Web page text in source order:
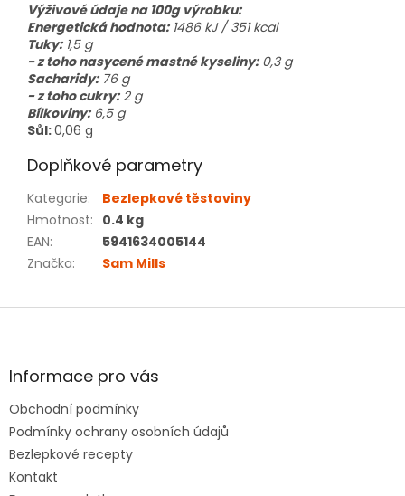
Výživové údaje na 100g výrobku:
Energetická hodnota: 1486 kJ / 351 kcal
Tuky: 1,5 g
- z toho nasycené mastné kyseliny: 0,3 g
Sacharidy: 76 g
- z toho cukry: 2 g
Bílkoviny: 6,5 g
Sůl:0,06 g
Doplňkové parametry
Kategorie:
Bezlepkové těstoviny
Hmotnost: 0.4 kg
EAN:
5941634005144
Značka: Sam Mills
Z
aInformace pro vás
Obchodní podmínky
Podmínky ochrany osobních údajů
Bezlepkové recepty
Kontakt